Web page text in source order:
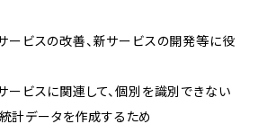
サービスの改善、新サービスの開発等に役
サービスに関連して、個別を識別できない
計データを作成するため